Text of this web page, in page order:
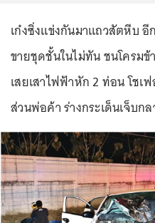
เก๋งซิ่งแข่งกันมาแถวสัตหีบ
ขายชุดชั้นในไม่ทัน ชนโครม
เสยเสาไฟฟ้าหัก 2 ท่อน โชเ
ส่วนพ่อค้า ร่างกระเด็นเจ็บก